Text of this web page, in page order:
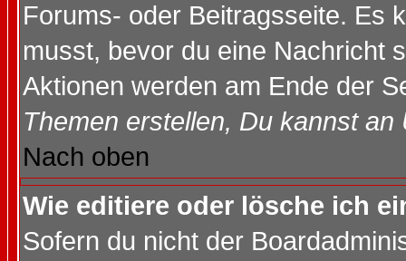
Forums- oder Beitragsseite. Es
musst, bevor du eine Nachricht
Aktionen werden am Ende der
Themen erstellen, Du kannst
Nach oben
Wie editiere oder lösche ich
Sofern du nicht der